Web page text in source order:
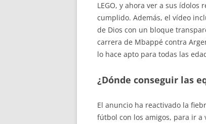
LEGO, y ahora ver a sus ídolos
cumplido. Además, el vídeo
de Dios con un bloque
carrera de Mbappé contra
lo hace apto para todas las
¿Dónde conseguir las
El anuncio ha reactivado la
fútbol con los amigos, para ir